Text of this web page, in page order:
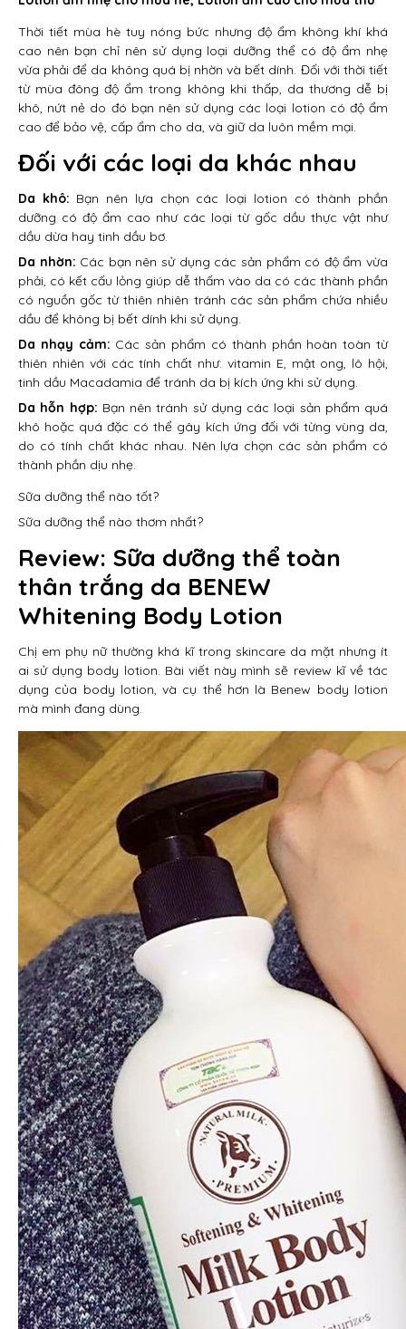
Thời tiết mùa hè tuy nóng bức nhưng độ ẩm không khí khá
cao nên bạn chỉ nên sử dụng loại dưỡng thể có độ ẩm nhẹ
vừa phải để da không quá bị nhờn và bết dính. Đối với thời tiết
từ mùa đông độ ẩm trong không khi thấp, da thương dễ bị
khô, nứt nẻ do đó bạn nên sử dụng các loại lotion có độ ẩm
cao để bảo vệ, cấp ẩm cho da, và giữ da luôn mềm mại.
Đối với các loại da khác nhau
Da khô: Bạn nên lựa chọn các loại lotion có thành phần
dưỡng có độ ẩm cao như các loại từ gốc dầu thực vật như
dầu dừa hay tinh dầu bơ.
Da nhờn: Các bạn nên sử dụng các sản phẩm có độ ẩm vừa
phải, có kết cấu lỏng giúp dễ thấm vào da có các thành phần
có nguồn gốc từ thiên nhiên tránh các sản phẩm chứa nhiều
dầu để không bị bết dính khi sử dụng.
Da nhạy cảm: Các sản phẩm có thành phần hoàn toàn từ
thiên nhiên với các tính chất như: vitamin E, mật ong, lô hội,
tinh dầu Macadamia để tránh da bị kích ứng khi sử dụng.
Da hỗn hợp: Bạn nên tránh sử dụng các loại sản phẩm quá
khô hoặc quá đặc có thể gây kích ứng đối với từng vùng da,
do có tính chất khác nhau. Nên lựa chọn các sản phẩm có
thành phần dịu nhẹ.
Sữa dưỡng thể nào tốt?
Sữa dưỡng thể nào thơm nhất?
Review: Sữa dưỡng thể toàn
thân trắng da BENEW
Whitening Body Lotion
Chị em phụ nữ thường khá kĩ trong skincare da mặt nhưng ít
ai sử dụng body lotion. Bài viết này mình sẽ review kĩ về tác
dụng của body lotion, và cụ thể hơn là Benew body lotion
mà mình đang dùng.